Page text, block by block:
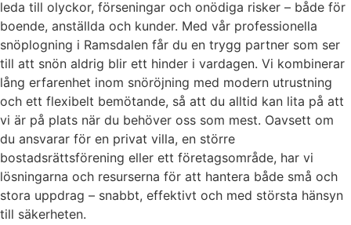
leda till olyckor, förseningar och onödiga risker – både för
boende, anställda och kunder. Med vår professionella
snöplogning i Ramsdalen får du en trygg partner som ser
till att snön aldrig blir ett hinder i vardagen. Vi kombinerar
lång erfarenhet inom snöröjning med modern utrustning
och ett flexibelt bemötande, så att du alltid kan lita på att
vi är på plats när du behöver oss som mest. Oavsett om
du ansvarar för en privat villa, en större
bostadsrättsförening eller ett företagsområde, har vi
lösningarna och resurserna för att hantera både små och
stora uppdrag – snabbt, effektivt och med största hänsyn
till säkerheten.